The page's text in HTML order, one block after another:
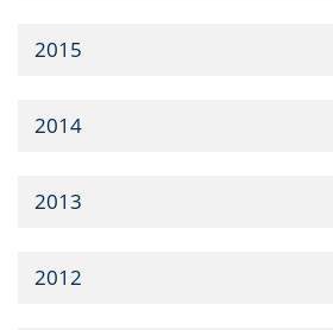
2015
2014
2013
2012